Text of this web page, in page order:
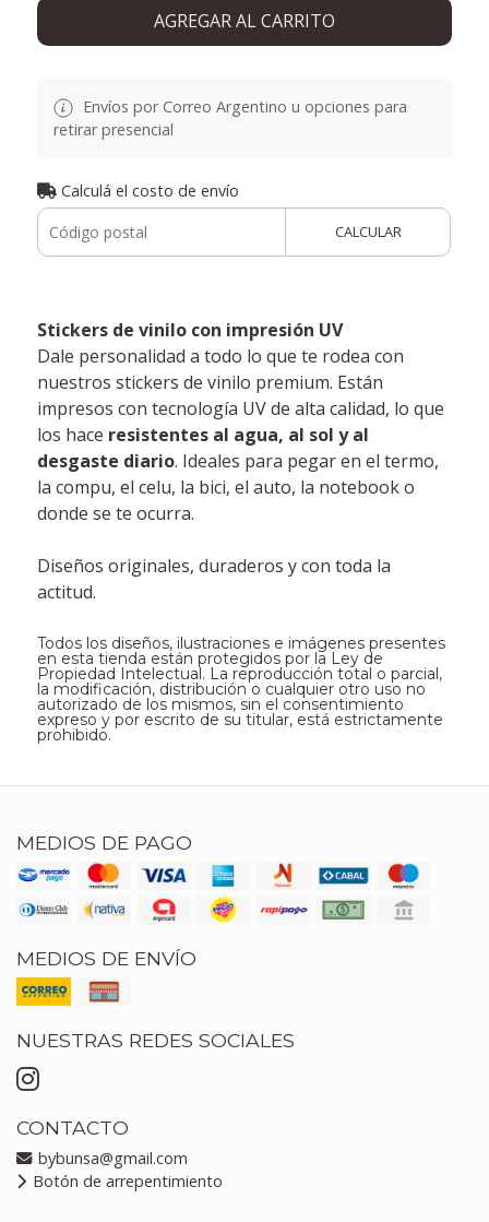
AGREGAR AL CARRITO
Envíos por Correo Argentino u opciones para
retirar presencial
Calculá el costo de envío
CALCULAR
Stickers de vinilo con impresión UV
Dale personalidad a todo lo que te rodea con
nuestros stickers de vinilo premium. Están
impresos con tecnología UV de alta calidad, lo que
los hace resistentes al agua, al sol y al
desgaste diario. Ideales para pegar en el termo,
la compu, el celu, la bici, el auto, la notebook o
donde se te ocurra.
Diseños originales, duraderos y con toda la
actitud.
Todos los diseños, ilustraciones e imágenes presentes
en esta tienda están protegidos por la Ley de
Propiedad Intelectual. La reproducción total o parcial,
la modificación, distribución o cualquier otro uso no
autorizado de los mismos, sin el consentimiento
expreso y por escrito de su titular, está estrictamente
prohibido.
MEDIOS DE PAGO
MEDIOS DE ENVÍO
NUESTRAS REDES SOCIALES
CONTACTO
bybunsa@gmail.com
Botón de arrepentimiento